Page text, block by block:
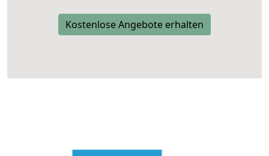
Kostenlose Angebote erhalten